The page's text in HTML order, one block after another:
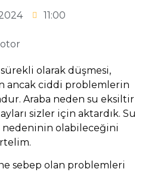
11:00
sürekli olarak düşmesi,
ancak ciddi problemlerin
Araba neden su eksiltir
sizler için aktardık. Su
olabileceğini
sebep olan problemleri